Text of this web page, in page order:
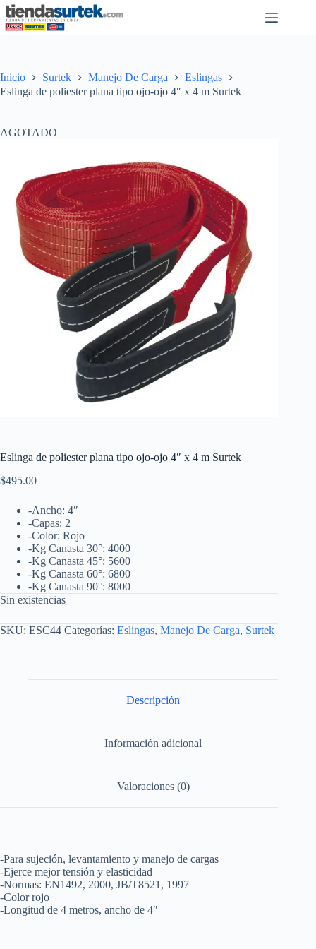
Saltar
al
contenido
Inicio Surtek Manejo De Carga
Eslingas
Eslinga de poliester plana tipo ojo-ojo 4″ x 4 m Surtek
AGOTADO
Eslinga de poliester plana tipo ojo-ojo 4″ x 4 m Surtek
$495.00
-Ancho: 4″
-Capas: 2
-Color: Rojo
-Kg Canasta 30°: 4000
-Kg Canasta 45°: 5600
-Kg Canasta 60°: 6800
-Kg Canasta 90°: 8000
Sin existencias
SKU: ESC44 Categorías: Eslingas, Manejo De Carga, Surtek
Descripción
Información adicional
Valoraciones (0)
-Para sujeción, levantamiento y manejo de cargas
-Ejerce mejor tensión y elasticidad
-Normas: EN1492, 2000, JB/T8521, 1997
-Color rojo
-Longitud de 4 metros, ancho de 4″